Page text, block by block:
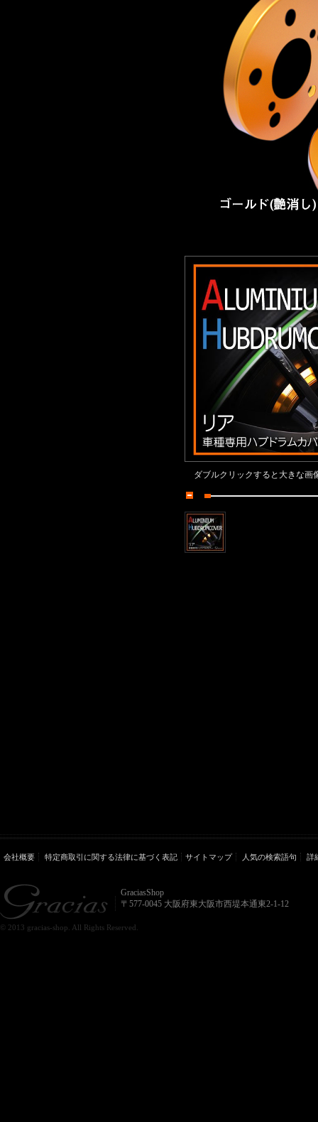
ダブルクリックすると大きな画
会社概要 特定商取引に関する法律に基づく表記 サイトマップ 人気の検索語句 詳
GraciasShop
〒577-0045 大阪府東大阪市西堤本通東2-1-12
© 2013 gracias-shop. All Rights Reserved.